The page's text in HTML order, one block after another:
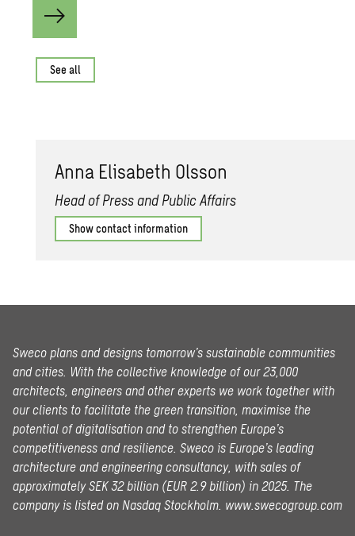
See all
Anna Elis­a­beth Ols­son
Head of Press and Public Affairs
Show contact information
Sweco plans and designs tomorrow’s sustainable communities
and cities. With the collective knowledge of our 23,000
architects, engineers and other experts we work together with
our clients to facilitate the green transition, maximise the
potential of digitalisation and to strengthen Europe’s
competitiveness and resilience. Sweco is Europe’s leading
architecture and engineering consultancy, with sales of
approximately SEK 32 billion (EUR 2.9 billion) in 2025. The
company is listed on Nasdaq Stockholm. www.swecogroup.com